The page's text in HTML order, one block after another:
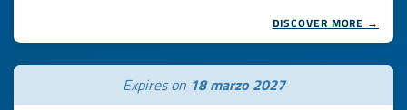
DISCOVER MORE →
Expires on 18 marzo 2027